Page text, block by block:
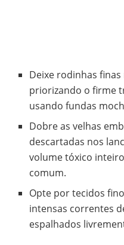
Deixe rodinhas
priorizando o firme
usando fundas
Dobre as velhas
descartadas nos
volume tóxico
comum.
Opte por tecidos
intensas correntes
espalhados